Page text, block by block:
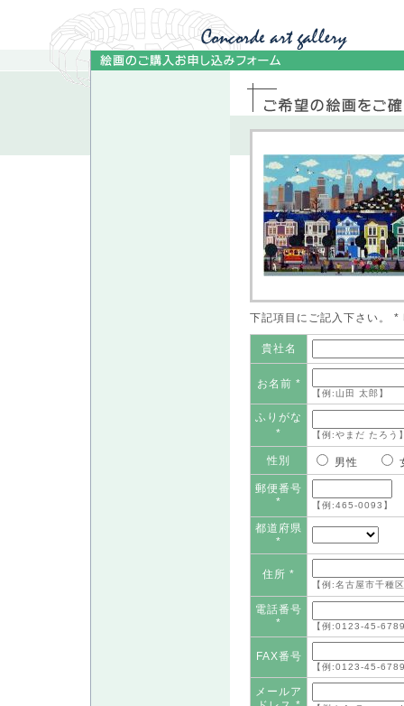
下記項目にご記入下さい。
貴社名
お名前 *
【例:山田 太郎】
ふりがな
*
【例:やまだ たろう
性別 男性
郵便番号
*
【例:465-0093】
都道府県
*
住所 *
【例:名古屋市千
電話番号
*
【例:0123-45-
FAX番号
【例:0123-45-
メールア